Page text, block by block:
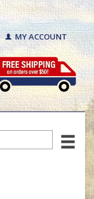
MY ACCOUNT